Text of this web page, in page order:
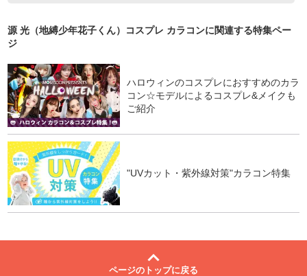
源 光（地縛少年花子くん）コスプレ カラコンに関連する特集ペー
ジ
ハロウィンのコスプレにおすすめのカラ
コン☆モデルによるコスプレ&メイクも
ご紹介
"UVカット・紫外線対策"カラコン特集
ページのトップに戻る